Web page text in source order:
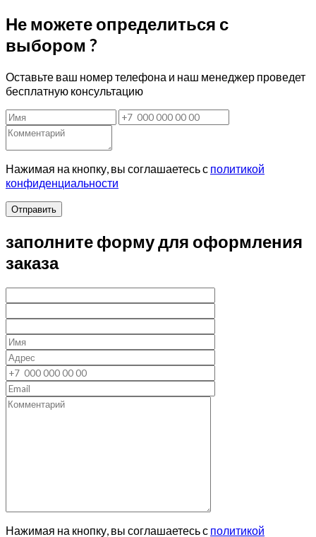
Не можете определиться с
выбором ?
Оставьте ваш номер телефона и наш менеджер проведет
бесплатную консультацию
Нажимая на кнопку, вы соглашаетесь с политикой
конфиденциальности
Отправить
заполните форму для оформления
заказа
Нажимая на кнопку, вы соглашаетесь с политикой